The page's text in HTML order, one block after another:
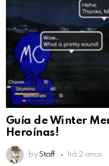
Guía de Winter
Heroínas!
by Staff há 2 anos